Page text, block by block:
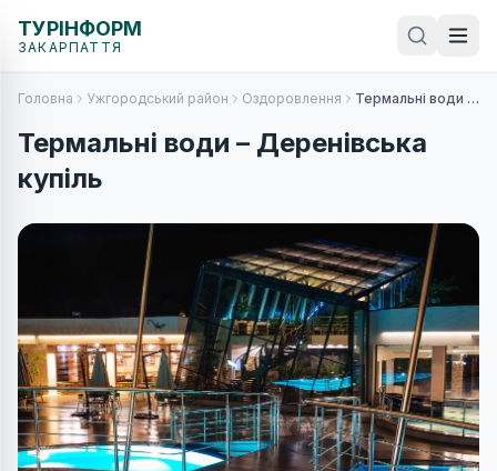
ТУРІНФОРМ
ЗАКАРПАТТЯ
Головна Ужгородський район Оздоровлення Термальні води – Деренівська купіль
Термальні води – Деренівська
купіль